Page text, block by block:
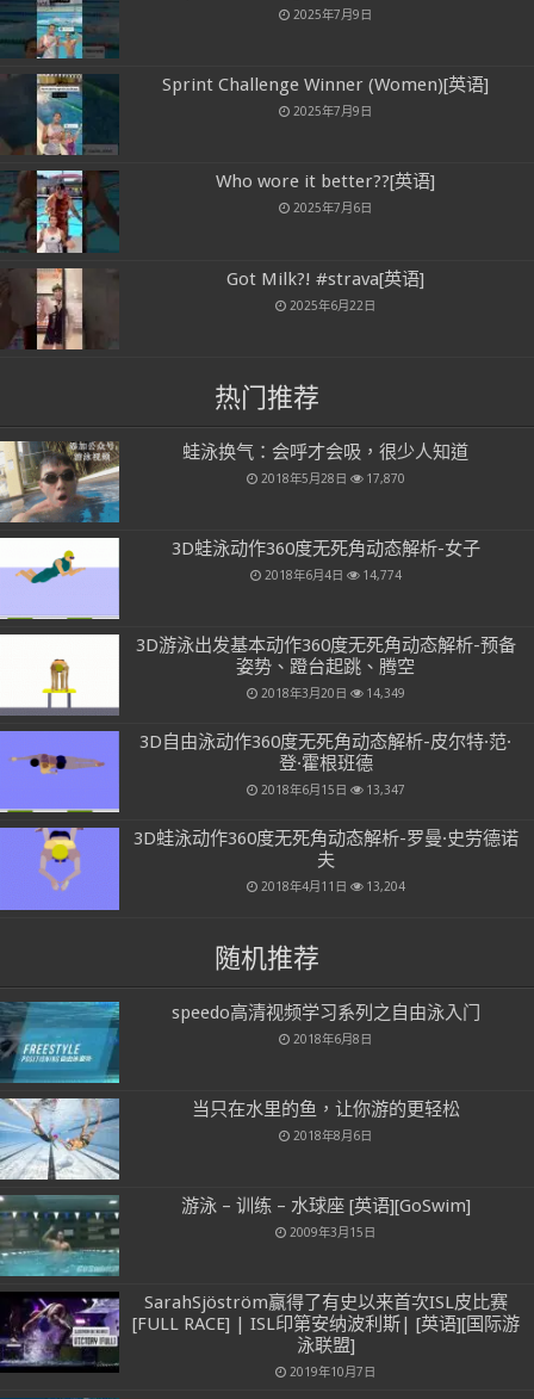
2025年7月9日
Sprint Challenge Winner (Women)[英语]
2025年7月9日
Who wore it better??[英语]
2025年7月6日
Got Milk?! #strava[英语]
2025年6月22日
热门推荐
蛙泳换气：会呼才会吸，很少人知道
2018年5月28日 17,870
3D蛙泳动作360度无死角动态解析-女子
2018年6月4日 14,774
3D游泳出发基本动作360度无死角动态解析-预备
姿势、蹬台起跳、腾空
2018年3月20日 14,349
3D自由泳动作360度无死角动态解析-皮尔特·范·
登·霍根班德
2018年6月15日 13,347
3D蛙泳动作360度无死角动态解析-罗曼·史劳德诺
夫
2018年4月11日 13,204
随机推荐
speedo高清视频学习系列之自由泳入门
2018年6月8日
当只在水里的鱼，让你游的更轻松
2018年8月6日
游泳 – 训练 – 水球座 [英语][GoSwim]
2009年3月15日
SarahSjöström赢得了有史以来首次ISL皮比赛
[FULL RACE] | ISL印第安纳波利斯| [英语][国际游
泳联盟]
2019年10月7日